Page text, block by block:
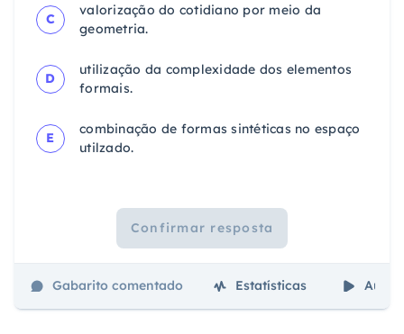
C
valorização do cotidiano por meio da
geometria.
D
utilização da complexidade dos elementos
formais.
E
combinação de formas sintéticas no espaço
utilzado.
Confirmar resposta
Gabarito comentado Estatísticas Aulas